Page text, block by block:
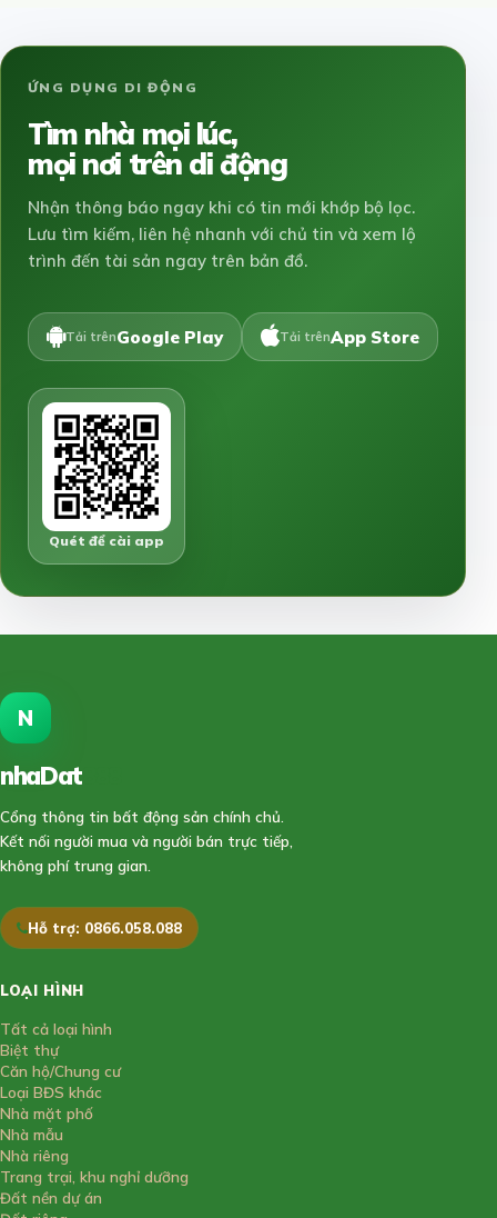
ỨNG DỤNG DI ĐỘNG
Tìm nhà mọi lúc,
mọi nơi trên di động
Nhận thông báo ngay khi có tin mới khớp bộ lọc.
Lưu tìm kiếm, liên hệ nhanh với chủ tin và xem lộ
trình đến tài sản ngay trên bản đồ.
Tải trênGoogle Play Tải trênApp Store
Quét để cài app
N
nhaDat
Cổng thông tin bất động sản chính chủ.
Kết nối người mua và người bán trực tiếp,
không phí trung gian.
Hỗ trợ: 0866.058.088
LOẠI HÌNH
Tất cả loại hình
Biệt thự
Căn hộ/Chung cư
Loại BĐS khác
Nhà mặt phố
Nhà mẫu
Nhà riêng
Trang trại, khu nghỉ dưỡng
Đất nền dự án